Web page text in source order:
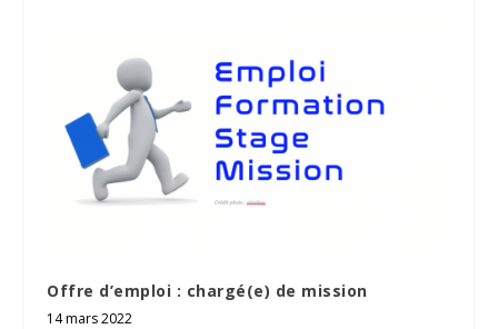
Offre d’emploi : chargé(e) de mission
14 mars 2022